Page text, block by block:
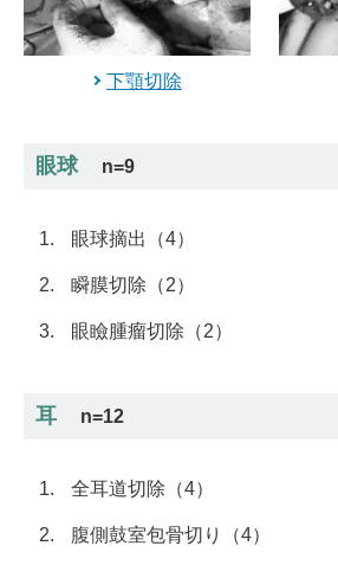
下顎切除
眼球 n=9
眼球摘出（4）
瞬膜切除（2）
眼瞼腫瘤切除（2）
耳 n=12
全耳道切除（4）
腹側鼓室包骨切り（4）